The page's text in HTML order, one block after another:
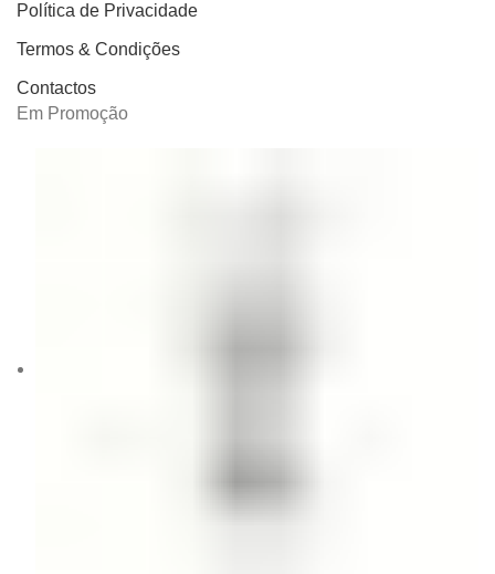
Política de Privacidade
Termos & Condições
Contactos
Em Promoção